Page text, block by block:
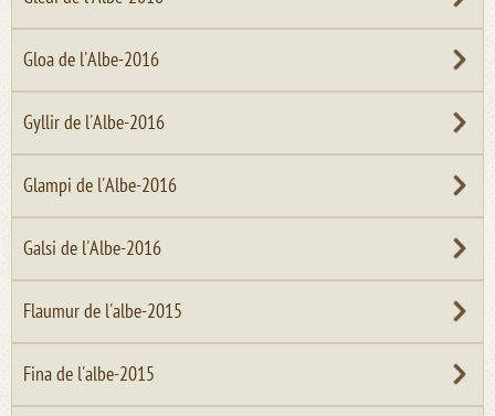
Gloa de l'Albe-2016
Gyllir de l'Albe-2016
Glampi de l'Albe-2016
Galsi de l'Albe-2016
Flaumur de l'albe-2015
Fina de l'albe-2015